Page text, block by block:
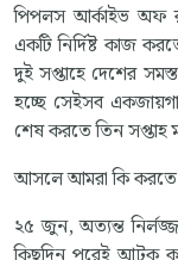
পিপলস আর্কাইভ অফ
একটি নির্দিষ্ট কাজ
দুই সপ্তাহে দেশের
হচ্ছে সেইসব
শেষ করতে তিন সপ্তাহ
আসলে আমরা কি করতে
২৫ জুন, অত্যন্ত নির্লজ্জ